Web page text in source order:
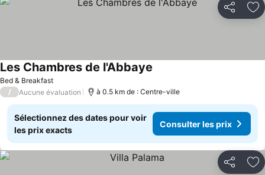
Partager
Bed & Breakfast
Les Chambres de l'Abbaye
/ Aucune évaluation à 0.5 km de : Centre-ville
Sélectionnez des dates pour voir
les prix exacts
Consulter les prix
Partager